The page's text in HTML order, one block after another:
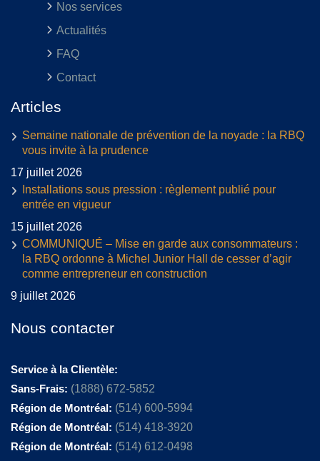
Nos services
Actualités
FAQ
Contact
Articles
Semaine nationale de prévention de la noyade : la RBQ
vous invite à la prudence
17 juillet 2026
Installations sous pression : règlement publié pour
entrée en vigueur
15 juillet 2026
COMMUNIQUÉ – Mise en garde aux consommateurs :
la RBQ ordonne à Michel Junior Hall de cesser d’agir
comme entrepreneur en construction
9 juillet 2026
Nous contacter
Service à la Clientèle:
Sans-Frais: (1888) 672-5852
Région de Montréal: (514) 600-5994
Région de Montréal: (514) 418-3920
Région de Montréal: (514) 612-0498